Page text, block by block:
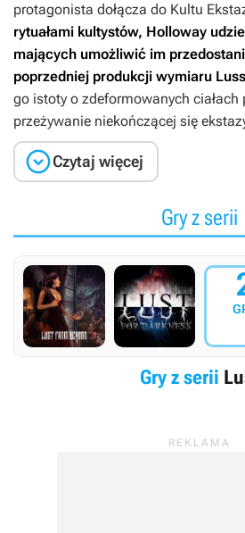
protagonista dołącza do Kultu
rytuałami kultystów, Holloway
mających umożliwić im
poprzedniej produkcji wymiaru
go istoty o zdeformowanych
przeżywanie niekończącej się
Czytaj więcej
Gry z serii
Gry z serii